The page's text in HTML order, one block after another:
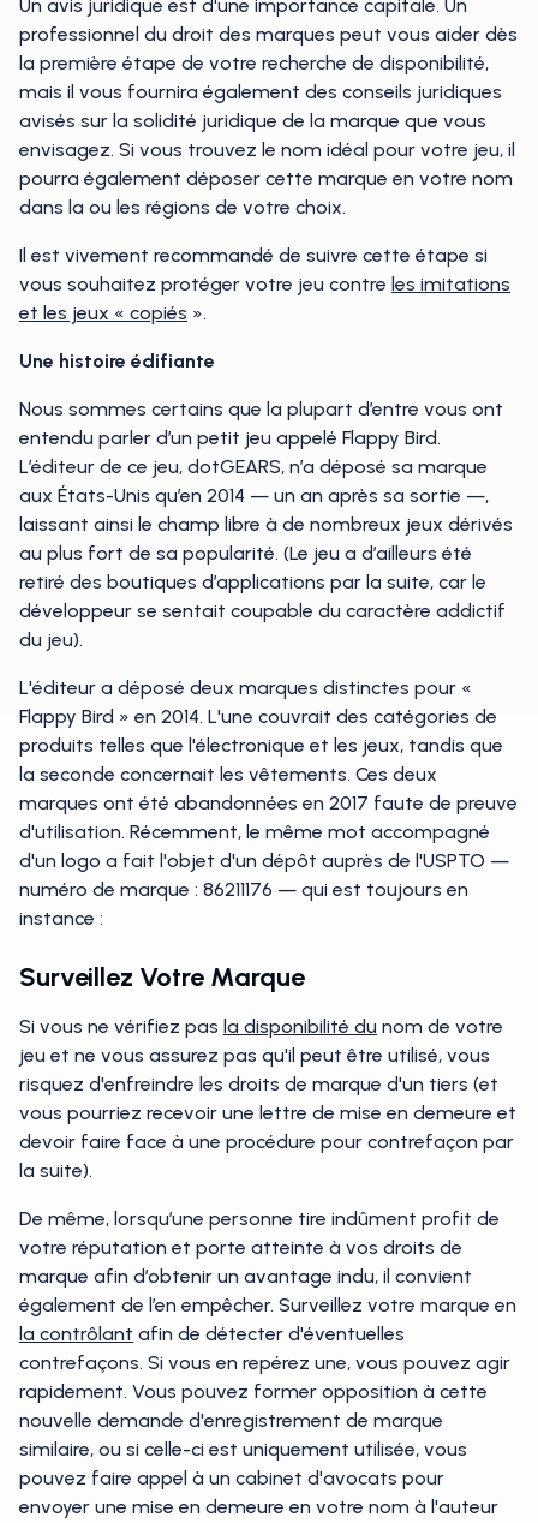
Un avis juridique est d'une importance capitale. Un
professionnel du droit des marques peut vous aider dès
la première étape de votre recherche de disponibilité,
mais il vous fournira également des conseils juridiques
avisés sur la solidité juridique de la marque que vous
envisagez. Si vous trouvez le nom idéal pour votre jeu, il
pourra également déposer cette marque en votre nom
dans la ou les régions de votre choix.
Il est vivement recommandé de suivre cette étape si
vous souhaitez protéger votre jeu contre les imitations
et les jeux « copiés ».
Une histoire édifiante
Nous sommes certains que la plupart d’entre vous ont
entendu parler d’un petit jeu appelé Flappy Bird.
L’éditeur de ce jeu, dotGEARS, n’a déposé sa marque
aux États-Unis qu’en 2014 — un an après sa sortie —,
laissant ainsi le champ libre à de nombreux jeux dérivés
au plus fort de sa popularité. (Le jeu a d’ailleurs été
retiré des boutiques d’applications par la suite, car le
développeur se sentait coupable du caractère addictif
du jeu).
L'éditeur a déposé deux marques distinctes pour «
Flappy Bird » en 2014. L'une couvrait des catégories de
produits telles que l'électronique et les jeux, tandis que
la seconde concernait les vêtements. Ces deux
marques ont été abandonnées en 2017 faute de preuve
d'utilisation. Récemment, le même mot accompagné
d'un logo a fait l'objet d'un dépôt auprès de l'USPTO —
numéro de marque : 86211176 — qui est toujours en
instance :
Surveillez Votre Marque
Si vous ne vérifiez pas la disponibilité du nom de votre
jeu et ne vous assurez pas qu'il peut être utilisé, vous
risquez d'enfreindre les droits de marque d'un tiers (et
vous pourriez recevoir une lettre de mise en demeure et
devoir faire face à une procédure pour contrefaçon par
la suite).
De même, lorsqu’une personne tire indûment profit de
votre réputation et porte atteinte à vos droits de
marque afin d’obtenir un avantage indu, il convient
également de l’en empêcher. Surveillez votre marque en
la contrôlant afin de détecter d'éventuelles
contrefaçons. Si vous en repérez une, vous pouvez agir
rapidement. Vous pouvez former opposition à cette
nouvelle demande d'enregistrement de marque
similaire, ou si celle-ci est uniquement utilisée, vous
pouvez faire appel à un cabinet d'avocats pour
envoyer une mise en demeure en votre nom à l'auteur